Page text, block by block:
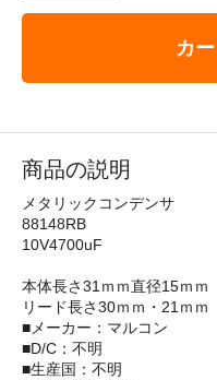
カ
商品の説明
メタリックコンデンサ
88148RB
10V4700uF
本体長さ31ｍｍ直径15ｍｍ
リード長さ30ｍｍ・21ｍｍ
■メーカー：マルコン
■D/C：不明
■生産国：不明